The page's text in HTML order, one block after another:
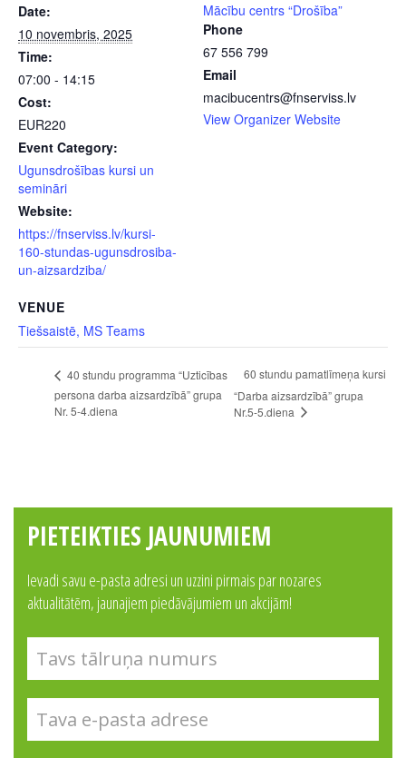
Date:
10 novembris, 2025
Time:
07:00 - 14:15
Cost:
EUR220
Event Category:
Ugunsdrošības kursi un
semināri
Website:
https://fnserviss.lv/kursi-
160-stundas-ugunsdrosiba-
un-aizsardziba/
VENUE
Tiešsaistē, MS Teams
Mācību centrs “Drošība”
Phone
67 556 799
Email
macibucentrs@fnserviss.lv
View Organizer Website
40 stundu programma “Uzticības
persona darba aizsardzībā” grupa
Nr. 5-4.diena
60 stundu pamatlīmeņa kursi
“Darba aizsardzībā” grupa
Nr.5-5.diena
PIETEIKTIES JAUNUMIEM
Ievadi savu e-pasta adresi un uzzini pirmais par nozares
aktualitātēm, jaunajiem piedāvājumiem un akcijām!